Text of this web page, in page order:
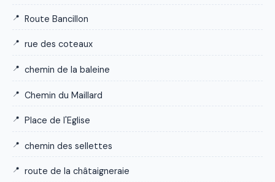
Route Bancillon
rue des coteaux
chemin de la baleine
Chemin du Maillard
Place de l'Eglise
chemin des sellettes
route de la châtaigneraie